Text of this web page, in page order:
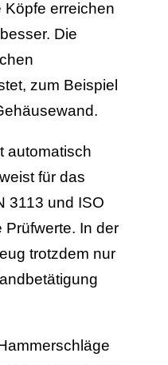
Köpfe erreichen
Die
zum Beispiel
automatisch
für das
3113 und ISO
In der
trotzdem nur